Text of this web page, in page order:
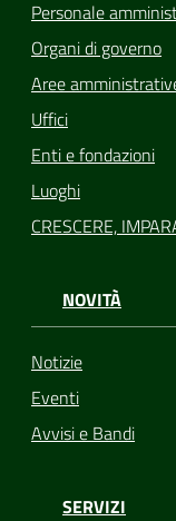
Personale
Organi di governo
Aree
Uffici
Enti e fondazioni
Luoghi
CRESCERE,
NOVITÀ
Notizie
Eventi
Avvisi e Bandi
SERVIZI